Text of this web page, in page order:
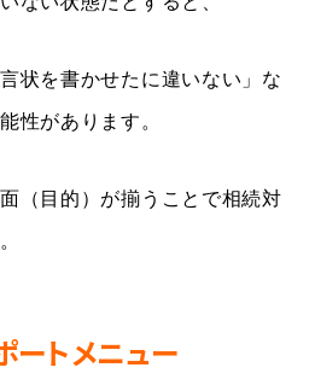
状を書かせたに違いない」な
性があります。
（目的）が揃うことで相続対
ートメニュー